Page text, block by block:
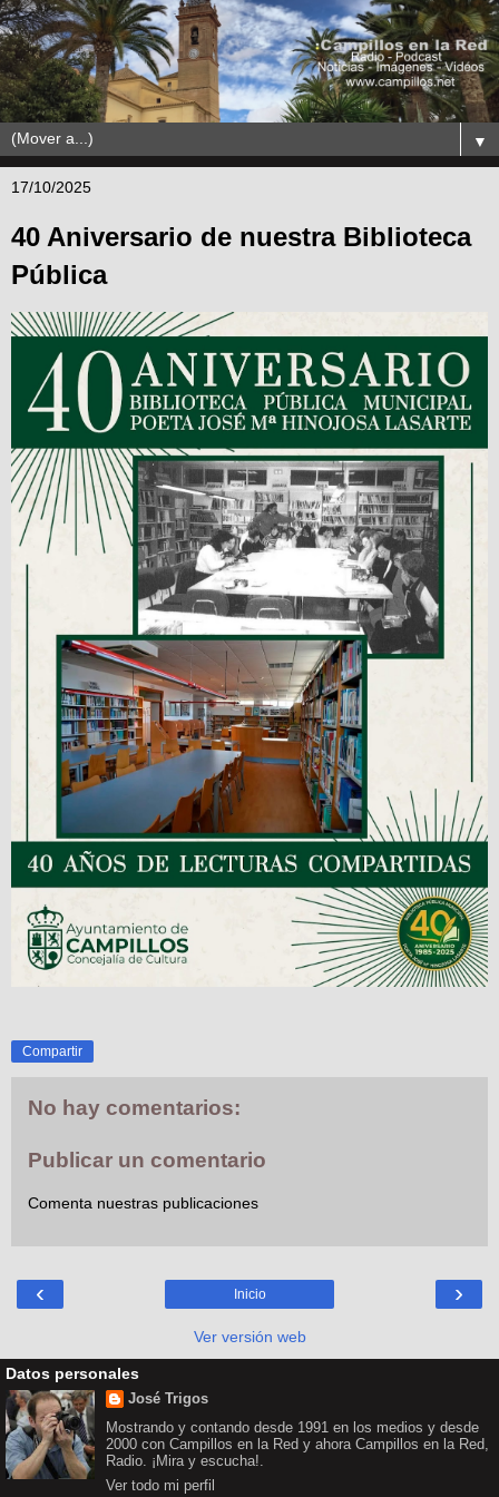
▼
17/10/2025
40 Aniversario de nuestra Biblioteca
Pública
Compartir
No hay comentarios:
Publicar un comentario
Comenta nuestras publicaciones
‹ ›
Inicio
Ver versión web
Datos personales
José Trigos
Mostrando y contando desde 1991 en los medios y desde
2000 con Campillos en la Red y ahora Campillos en la Red,
Radio. ¡Mira y escucha!.
Ver todo mi perfil